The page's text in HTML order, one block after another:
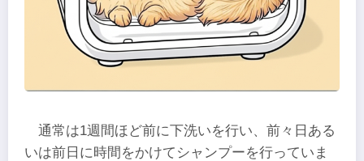
通常は1週間ほど前に下洗いを行い、前々日ある
いは前日に時間をかけてシャンプーを行っていま